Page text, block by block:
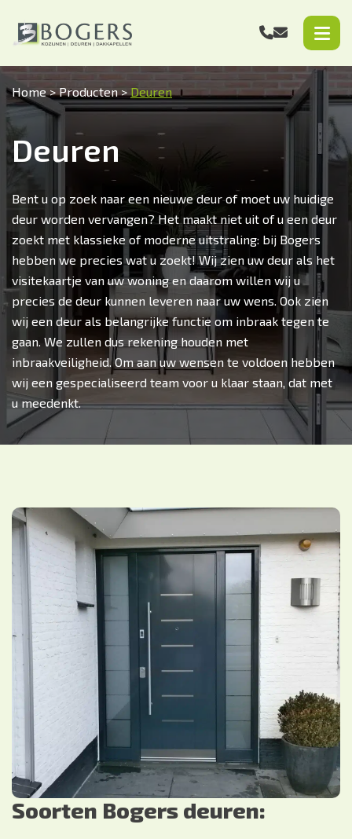
Home>Producten>Deuren
Deuren
Bent u op zoek naar een nieuwe deur of moet uw huidige
deur worden vervangen? Het maakt niet uit of u een deur
zoekt met klassieke of moderne uitstraling: bij Bogers
hebben we precies wat u zoekt! Wij zien uw deur als het
visitekaartje van uw woning en daarom willen wij u
precies de deur kunnen leveren naar uw wens. Ook zien
wij een deur als belangrijke functie om inbraak tegen te
gaan. We zullen dus rekening houden met
inbraakveiligheid. Om aan uw wensen te voldoen hebben
wij een gespecialiseerd team voor u klaar staan, dat met
u meedenkt.
Soorten Bogers deuren: